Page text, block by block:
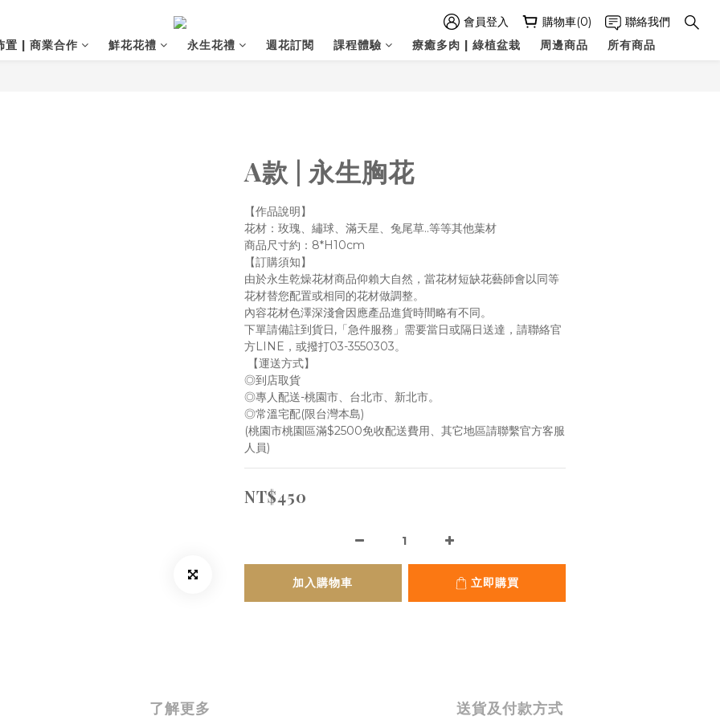
會員登入 購物車(0)
聯絡我們
置 | 商業合作
鮮花花禮 永生花禮 週花訂閱 課程體驗 療癒多肉 | 綠植盆栽 周邊商品 所有商品
A款 | 永生胸花
【作品說明】
花材：玫瑰、繡球、滿天星、兔尾草..等等其他葉材
商品尺寸約：8*H10cm
【訂購須知】
由於永生乾燥花材商品仰賴大自然，當花材短缺花藝師會以同等
花材替您配置或相同的花材做調整。
內容花材色澤深淺會因應產品進貨時間略有不同。
下單請備註到貨日,「急件服務」需要當日或隔日送達，請聯絡官
方LINE，或撥打03-3550303。
【運送方式】
◎到店取貨
◎專人配送-桃園市、台北市、新北市。
◎常溫宅配(限台灣本島)
(桃園市桃園區滿$2500免收配送費用、其它地區請聯繫官方客服
人員)
NT$450
加入購物車 立即購買
了解更多 送貨及付款方式